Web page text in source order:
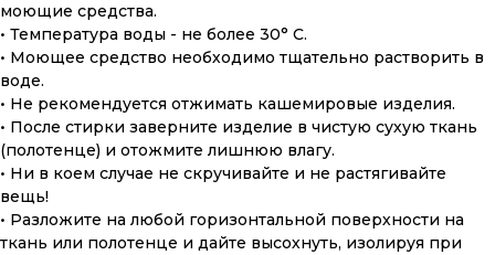
моющие средства.
• Температура воды - не более 30° С.
• Моющее средство необходимо тщательно растворить в
воде.
• Не рекомендуется отжимать кашемировые изделия.
• После стирки заверните изделие в чистую сухую ткань
(полотенце) и отожмите лишнюю влагу.
• Ни в коем случае не скручивайте и не растягивайте
вещь!
• Разложите на любой горизонтальной поверхности на
ткань или полотенце и дайте высохнуть, изолируя при